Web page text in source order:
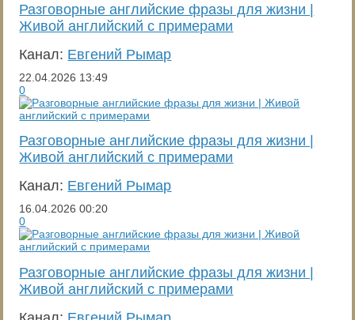
Разговорные английские фразы для жизни |
Живой английский с примерами
Канал: Евгений Рымар
22.04.2026 13:49
0
Разговорные английские фразы для жизни |
Живой английский с примерами
Канал: Евгений Рымар
16.04.2026 00:20
0
Разговорные английские фразы для жизни |
Живой английский с примерами